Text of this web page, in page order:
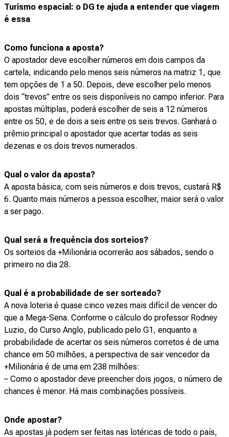
Turismo espacial: o DG te ajuda a entender que viagem
é essa
Como funciona a aposta?
O apostador deve escolher números em dois campos da
cartela, indicando pelo menos seis números na matriz 1, que
tem opções de 1 a 50. Depois, deve escolher pelo menos
dois “trevos” entre os seis disponíveis no campo inferior. Para
apostas múltiplas, poderá escolher de seis a 12 números
entre os 50, e de dois a seis entre os seis trevos. Ganhará o
prêmio principal o apostador que acertar todas as seis
dezenas e os dois trevos numerados.
Qual o valor da aposta?
A aposta básica, com seis números e dois trevos, custará R$
6. Quanto mais números a pessoa escolher, maior será o valor
a ser pago.
Qual será a frequência dos sorteios?
Os sorteios da +Milionária ocorrerão aos sábados, sendo o
primeiro no dia 28.
Qual é a probabilidade de ser sorteado?
A nova loteria é quase cinco vezes mais difícil de vencer do
que a Mega-Sena. Conforme o cálculo do professor Rodney
Luzio, do Curso Anglo, publicado pelo G1, enquanto a
probabilidade de acertar os seis números corretos é de uma
chance em 50 milhões, a perspectiva de sair vencedor da
+Milionária é de uma em 238 milhões:
– Como o apostador deve preencher dois jogos, o número de
chances é menor. Há mais combinações possíveis.
Onde apostar?
As apostas já podem ser feitas nas lotéricas de todo o país,